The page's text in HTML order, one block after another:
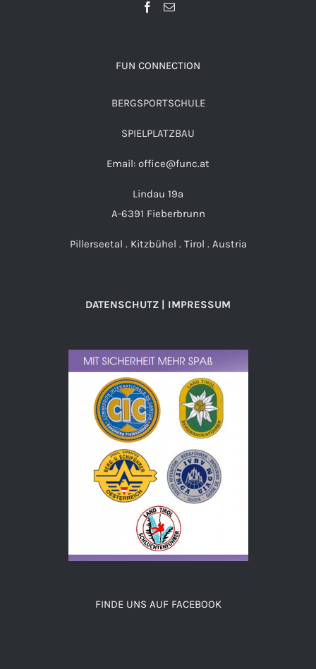
FUN CONNECTION
BERGSPORTSCHULE
SPIELPLATZBAU
Email: office@func.at
Lindau 19a
A-6391 Fieberbrunn
Pillerseetal . Kitzbühel . Tirol . Austria
DATENSCHUTZ | IMPRESSUM
FINDE UNS AUF FACEBOOK